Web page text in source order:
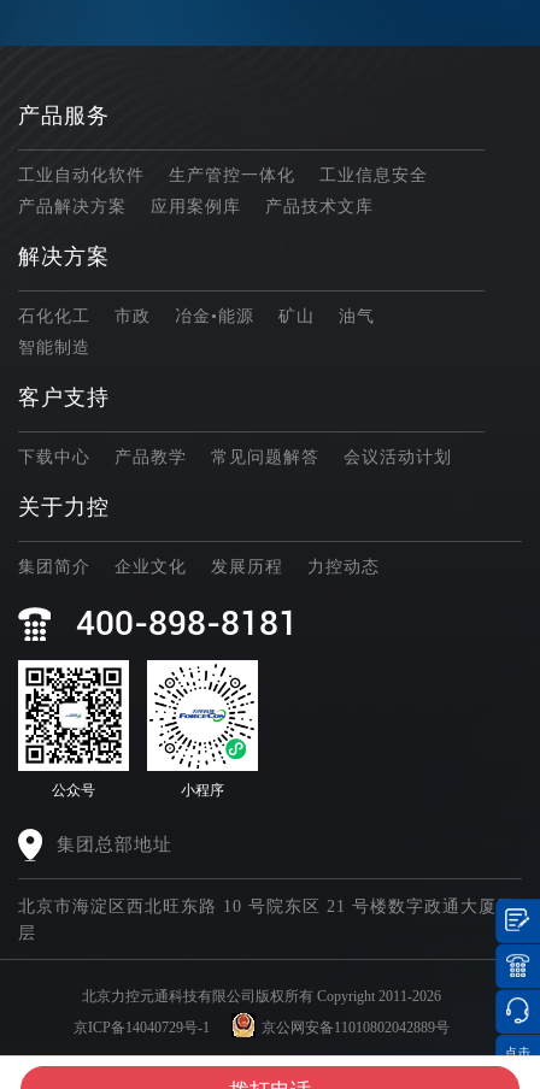
产品服务
工业自动化软件 生产管控一体化
工业信息安全
产品解决方案
应用案例库 产品技术文库
解决方案
石化化工 市政 冶金•能源 矿山
油气
智能制造
客户支持
下载中心 产品教学 常见问题解答 会议活动计划
关于力控
集团简介 企业文化 发展历程 力控动态
400-898-8181
公众号 小程序
集团总部地址
北京市海淀区西北旺东路 10 号院东区 21 号楼数字政通大厦四
层
北京力控元通科技有限公司版权所有 Copyright 2011-2026
京ICP备14040729号-1
京公网安备11010802042889号
集团官网矩阵
点击
分享